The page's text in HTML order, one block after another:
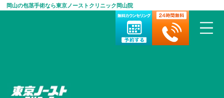
岡山の包茎手術なら東京ノーストクリニック岡山院
HOME>包茎手術・治療について